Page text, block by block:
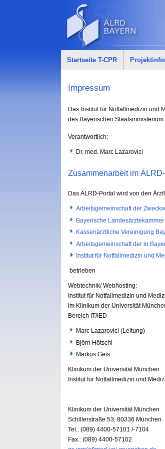
Startseite T-CPR
Impressum
Das Institut für Notfallmedizin und
des Bayerischen
Verantwortlich:
Dr. med. Marc Lazarovici
Zusammenarbeit im
Das ÄLRD-Portal wird von den
Arbeitsgemeinschaft der
Bayerische
Kassenärztliche Vereinigung
Arbeitsgemeinschaft der in
Institut für Notfallmedizin und
betrieben
Webtechnik/ Webhosting:
Institut für Notfallmedizin und
im Klinikum der Universität
Bereich IT/IED
Marc Lazarovici (Leitung)
Björn Hötschl
Markus Geis
Klinikum der Universität München
Institut für Notfallmedizin und
Klinikum der Universität München
Schillerstraße 53,80336 München
Tel.: (089) 4400-57101 /-7104
Fax.: (089) 4400-57102